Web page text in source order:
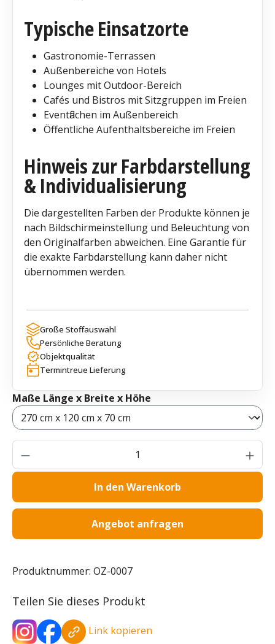
Typische Einsatzorte
Gastronomie-Terrassen
Außenbereiche von Hotels
Lounges mit Outdoor-Bereich
Cafés und Bistros mit Sitzgruppen im Freien
Eventflächen im Außenbereich
Öffentliche Aufenthaltsbereiche im Freien
Hinweis zur Farbdarstellung
& Individualisierung
Die dargestellten Farben der Produkte können je
nach Bildschirmeinstellung und Beleuchtung von
den Originalfarben abweichen. Eine Garantie für
die exakte Farbdarstellung kann daher nicht
übernommen werden.
Große Stoffauswahl
Persönliche Beratung
Objektqualität
Termintreue Lieferung
Maße Länge x Breite x Höhe
Produkt Anzahl: Gib den gewünschten
In den Warenkorb
Angebot anfragen
Produktnummer: OZ-0007
Teilen Sie dieses Produkt
Link kopieren